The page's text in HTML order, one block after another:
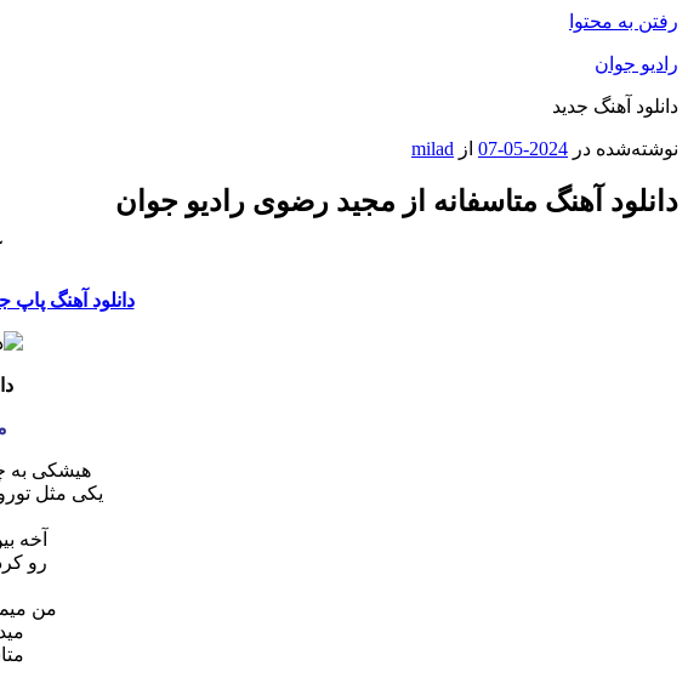
رفتن به محتوا
رادیو جوان
دانلود آهنگ جدید
نوشته‌شده در 2024-05-07 از milad
دانلود آهنگ متاسفانه از مجید رضوی رادیو جوان
دانلود آهنگ پاپ
هیشکی به
یکی مثل
آخه
رو
من